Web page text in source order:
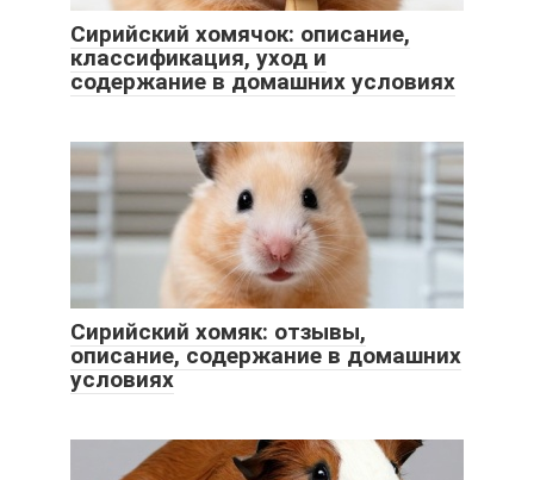
Сирийский хомячок: описание,
классификация, уход и
содержание в домашних условиях
Сирийский хомяк: отзывы,
описание, содержание в домашних
условиях